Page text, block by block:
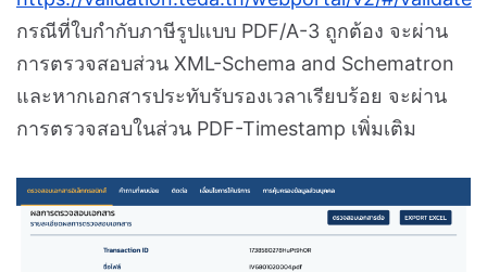
กรณีที่ใบกำกับภาษีรูปแบบ PDF/A-3 ถูกต้อง จะผ่าน
การตรวจสอบส่วน XML-Schema and Schematron
และหากเอกสารประทับรับรองเวลาเรียบร้อย จะผ่าน
การตรวจสอบในส่วน PDF-Timestamp เพิ่มเติม